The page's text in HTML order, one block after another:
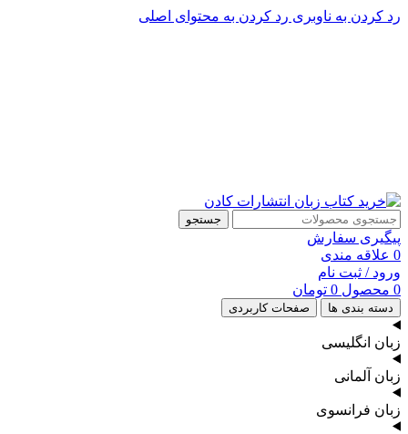
رد کردن به ناوبری رد کردن به محتوای اصلی
جستجو
پیگیری سفارش
0 علاقه مندی
ورود / ثبت نام
0 محصول 0 تومان
دسته بندی ها صفحات کاربردی
زبان انگلیسی
زبان آلمانی
زبان فرانسوی